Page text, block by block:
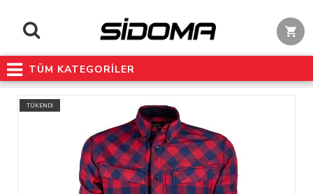
TÜM KATEGORİLER
TÜKENDİ